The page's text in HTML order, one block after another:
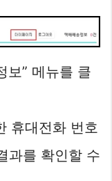
보” 메뉴를 클
휴대전화 번호
과를 확인할 수